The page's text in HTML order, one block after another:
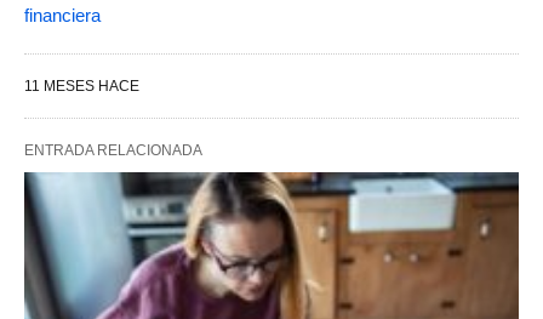
financiera
11 MESES HACE
ENTRADA RELACIONADA